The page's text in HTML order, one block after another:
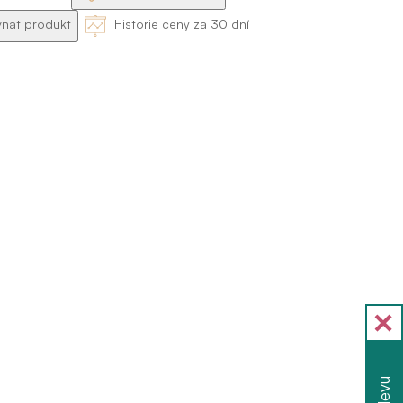
produkt Historie ceny za 30 dní